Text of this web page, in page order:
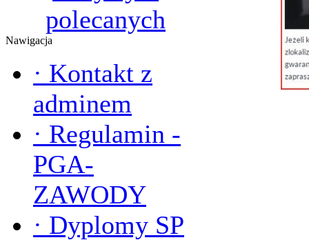
polecanych
Nawigacja
· Kontakt z
adminem
· Regulamin -
PGA-
ZAWODY
· Dyplomy SP